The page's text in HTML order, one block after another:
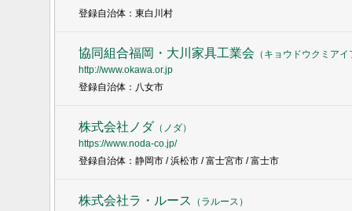
登録自治体：東白川村
協同組合福岡・大川家具工業会 （ キョウドウクミア
http://www.okawa.or.jp
登録自治体：八女市
株式会社ノダ （ ノダ）
https://www.noda-co.jp/
登録自治体：静岡市 / 浜松市 / 富士宮市 / 富士市
株式会社ラ・ルース （ ラルース ）